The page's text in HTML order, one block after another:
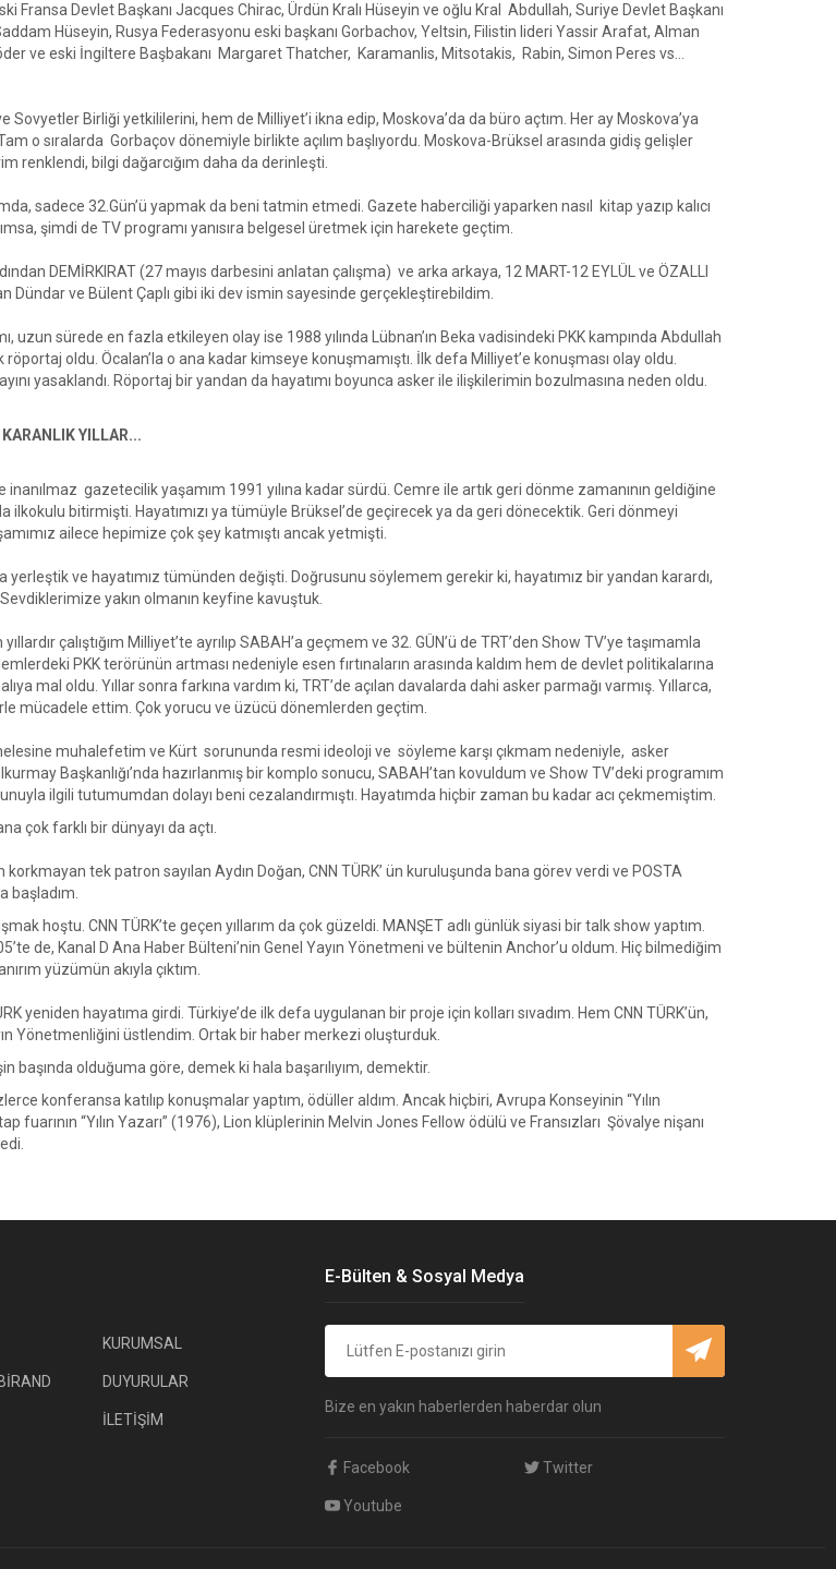
Fransa Devlet Başkanı Jacques Chirac, Ürdün Kralı Hüseyin ve oğlu Kral Abdullah, Suriye Devlet Başkanı
Hüseyin, Rusya Federasyonu eski başkanı Gorbachov, Yeltsin, Filistin lideri Yassir Arafat, Alman
ve eski İngiltere Başbakanı Margaret Thatcher, Karamanlis, Mitsotakis, Rabin, Simon Peres vs...
Sovyetler Birliği yetkililerini, hem de Milliyet’i ikna edip, Moskova’da da büro açtım. Her ay Moskova’ya
o sıralarda Gorbaçov dönemiyle birlikte açılım başlıyordu. Moskova-Brüksel arasında gidiş gelişler
renklendi, bilgi dağarcığım daha da derinleşti.
sadece 32.Gün’ü yapmak da beni tatmin etmedi. Gazete haberciliği yaparken nasıl kitap yazıp kalıcı
şimdi de TV programı yanısıra belgesel üretmek için harekete geçtim.
DEMİRKIRAT (27 mayıs darbesini anlatan çalışma) ve arka arkaya, 12 MART-12 EYLÜL ve ÖZALLI
Dündar ve Bülent Çaplı gibi iki dev ismin sayesinde gerçekleştirebildim.
uzun sürede en fazla etkileyen olay ise 1988 yılında Lübnan’ın Beka vadisindeki PKK kampında Abdullah
oldu. Öcalan’la o ana kadar kimseye konuşmamıştı. İlk defa Milliyet’e konuşması olay oldu.
yasaklandı. Röportaj bir yandan da hayatımı boyunca asker ile ilişkilerimin bozulmasına neden oldu.
KARANLIK YILLAR...
inanılmaz gazetecilik yaşamım 1991 yılına kadar sürdü. Cemre ile artık geri dönme zamanının geldiğine
ilkokulu bitirmişti. Hayatımızı ya tümüyle Brüksel’de geçirecek ya da geri dönecektik. Geri dönmeyi
ailece hepimize çok şey katmıştı ancak yetmişti.
yerleştik ve hayatımız tümünden değişti. Doğrusunu söylemem gerekir ki, hayatımız bir yandan karardı,
yakın olmanın keyfine kavuştuk.
çalıştığım Milliyet’te ayrılıp SABAH’a geçmem ve 32. GÜN’ü de TRT’den Show TV’ye taşımamla
PKK terörünün artması nedeniyle esen fırtınaların arasında kaldım hem de devlet politikalarına
mal oldu. Yıllar sonra farkına vardım ki, TRT’de açılan davalarda dahi asker parmağı varmış. Yıllarca,
mücadele ettim. Çok yorucu ve üzücü dönemlerden geçtim.
muhalefetim ve Kürt sorununda resmi ideoloji ve söyleme karşı çıkmam nedeniyle, asker
Başkanlığı’nda hazırlanmış bir komplo sonucu, SABAH’tan kovuldum ve Show TV’deki programım
ilgili tutumumdan dolayı beni cezalandırmıştı. Hayatımda hiçbir zaman bu kadar acı çekmemiştim.
çok farklı bir dünyayı da açtı.
tek patron sayılan Aydın Doğan, CNN TÜRK’ ün kuruluşunda bana görev verdi ve POSTA
başladım.
hoştu. CNN TÜRK’te geçen yıllarım da çok güzeldi. MANŞET adlı günlük siyasi bir talk show yaptım.
de, Kanal D Ana Haber Bülteni’nin Genel Yayın Yönetmeni ve bültenin Anchor’u oldum. Hiç bilmediğim
yüzümün akıyla çıktım.
yeniden hayatıma girdi. Türkiye’de ilk defa uygulanan bir proje için kolları sıvadım. Hem CNN TÜRK’ün,
Yönetmenliğini üstlendim. Ortak bir haber merkezi oluşturduk.
başında olduğuma göre, demek ki hala başarılıyım, demektir.
konferansa katılıp konuşmalar yaptım, ödüller aldım. Ancak hiçbiri, Avrupa Konseyinin “Yılın
fuarının “Yılın Yazarı” (1976), Lion klüplerinin Melvin Jones Fellow ödülü ve Fransızları Şövalye nişanı
KURUMSAL
DUYURULAR
İLETİŞİM
E-Bülten & Sosyal Medya
Bize en yakın haberlerden haberdar olun
Facebook Twitter
Youtube